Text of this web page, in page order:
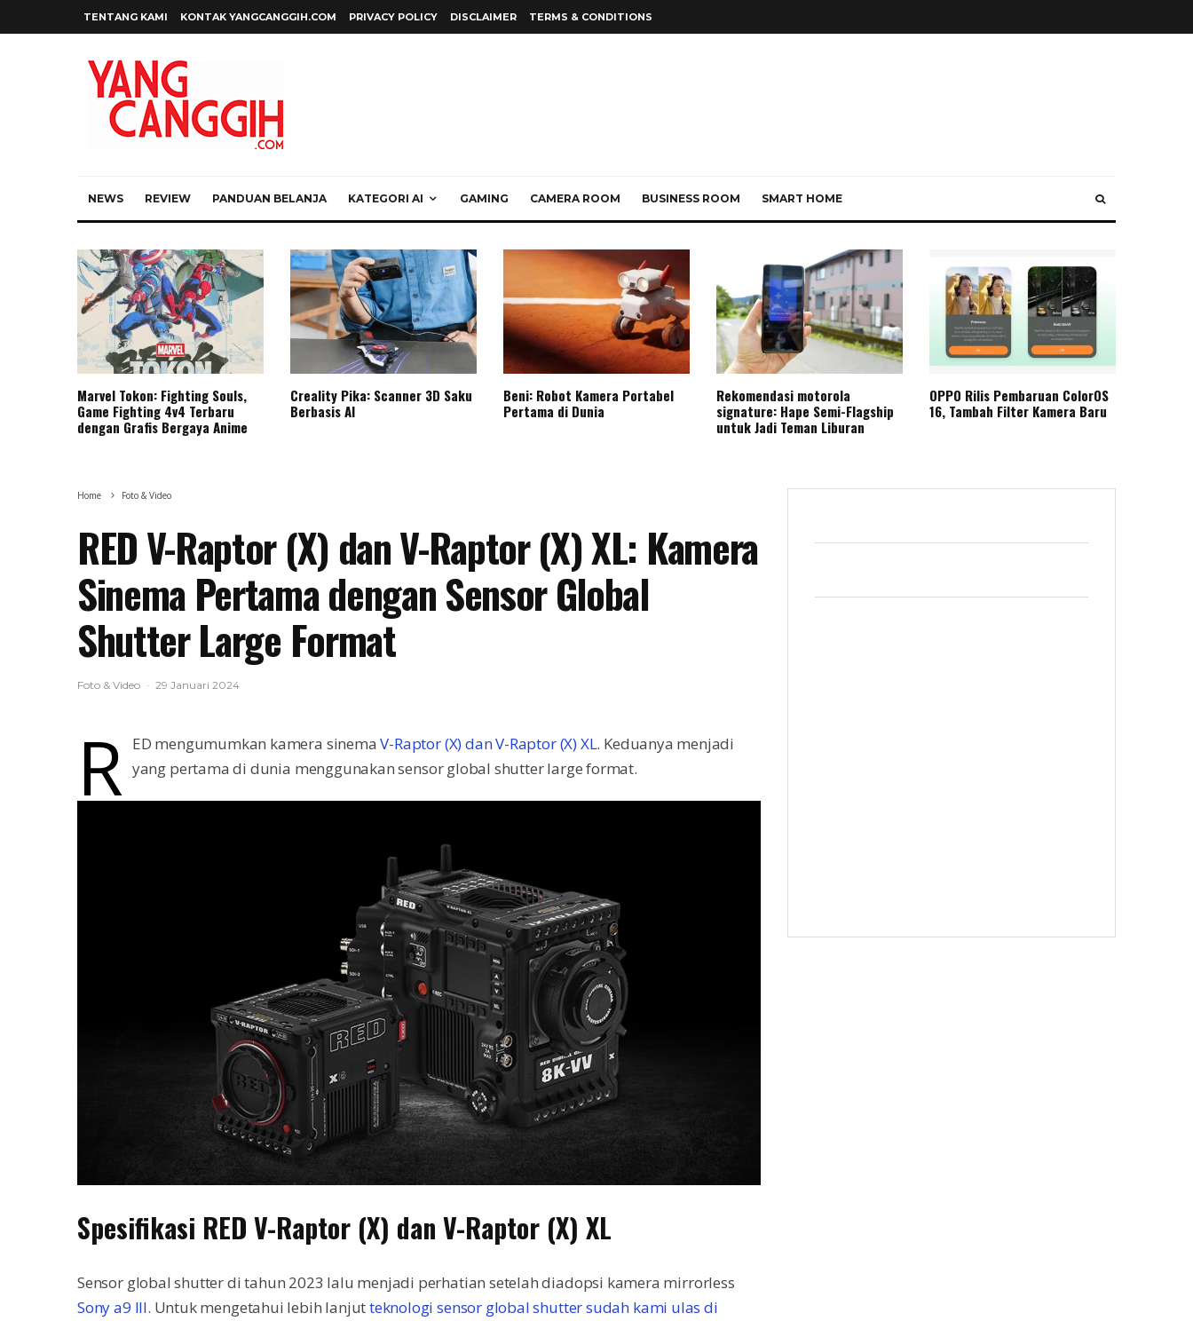
TENTANG KAMI KONTAK YANGCANGGIH.COM PRIVACY POLICY DISCLAIMER TERMS & CONDITIONS
NEWS REVIEW PANDUAN BELANJA KATEGORI AI GAMING CAMERA ROOM BUSINESS ROOM SMART HOME
Marvel Tokon: Fighting Souls,
Game Fighting 4v4 Terbaru
dengan Grafis Bergaya Anime
Creality Pika: Scanner 3D Saku
Berbasis AI
Beni: Robot Kamera Portabel
Pertama di Dunia
Rekomendasi motorola
signature: Hape Semi-Flagship
untuk Jadi Teman Liburan
OPPO Rilis Pembaruan ColorOS
16, Tambah Filter Kamera Baru
Home Foto & Video
RED V-Raptor (X) dan V-Raptor (X) XL: Kamera
Sinema Pertama dengan Sensor Global
Shutter Large Format
Foto & Video · 29 Januari 2024
R ED mengumumkan kamera sinemaV-Raptor (X) dan V-Raptor (X) XL. Keduanya menjadi
yang pertama di dunia menggunakan sensor global shutter large format.
Spesifikasi RED V-Raptor (X) dan V-Raptor (X) XL
Sensor global shutter di tahun 2023 lalu menjadi perhatian setelah diadopsi kamera mirrorless
Sony a9 III. Untuk mengetahui lebih lanjutteknologi sensor global shutter sudah kami ulas di